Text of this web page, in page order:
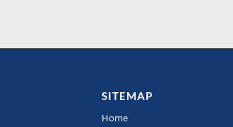
SITEMAP
Home